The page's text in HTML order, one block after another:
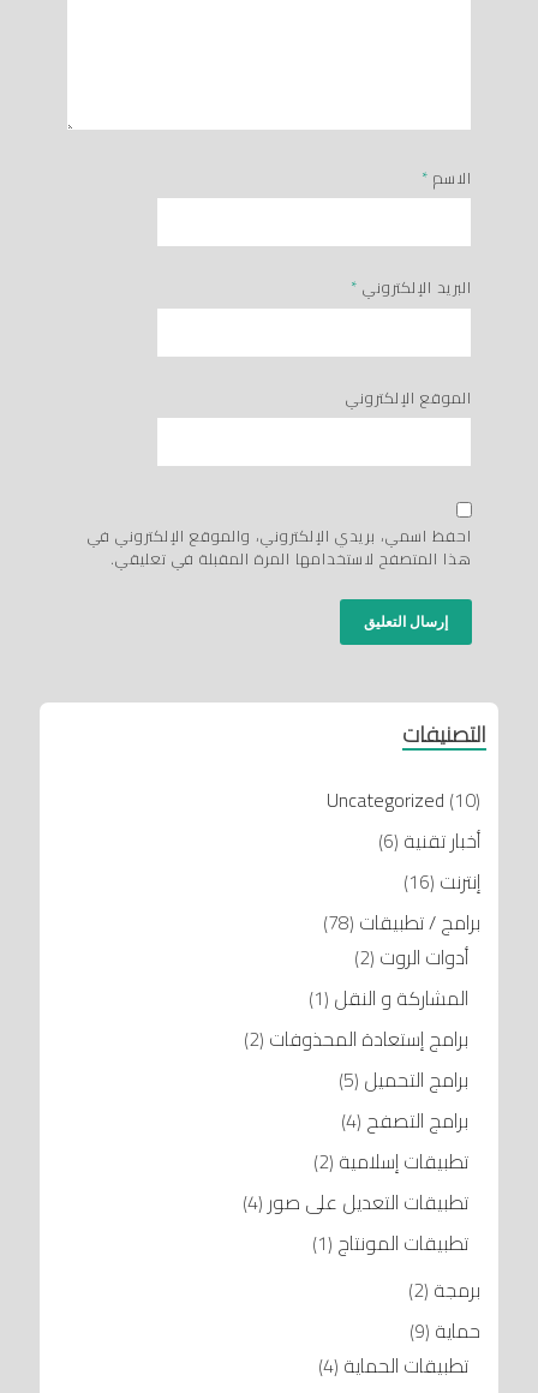
الاسم *
البريد الإلكتروني *
الموقع الإلكتروني
احفظ اسمي، بريدي الإلكتروني، والموقع الإلكتروني في
هذا المتصفح لاستخدامها المرة المقبلة في تعليقي.
التصنيفات
Uncategorized (10)
أخبار تقنية (6)
إنترنت (16)
برامج / تطبيقات (78)
أدوات الروت (2)
المشاركة و النقل (1)
برامج إستعادة المحذوفات (2)
برامج التحميل (5)
برامج التصفح (4)
تطبيقات إسلامية (2)
تطبيقات التعديل على صور (4)
تطبيقات المونتاج (1)
برمجة (2)
حماية (9)
تطبيقات الحماية (4)